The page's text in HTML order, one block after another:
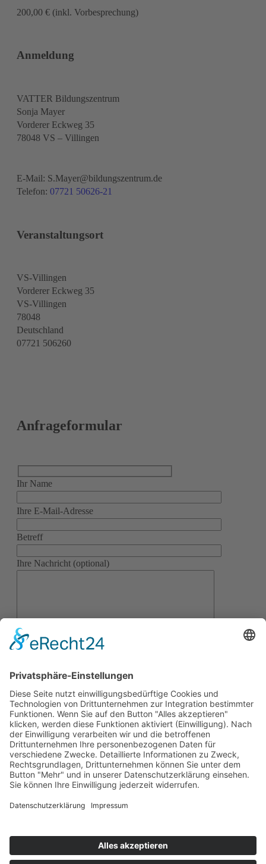
200,00 € (inkl. Vorbesprechung)
Anmeldung
VATTER Bildungszentrum
Sonja Mayer
Vorderer Eckweg 35
78048 VS – Villingen
E-Mail: S.Mayer@bildungszentrum.de
Telefon: 07721 50626-21
Veranstaltungsort
VS-Villingen
Vorderer Eckweg 35
VS-Villingen
78048
Deutschland
07721 506260
Anfrageformular
Ihr Name
Bitte
dieses
leer.
Ihre E-Mail-Adresse
Betreff
Ihre Nachricht (optional)
Mit der Verarbeitung meiner Daten bin
ich einverstanden. Die
Datenschutzerklärung habe ich gelesen
und verstanden.
Über uns
BADEN-WÜRTTEMBERG UND SEIT 1976 ERFOLGREICH IN DER